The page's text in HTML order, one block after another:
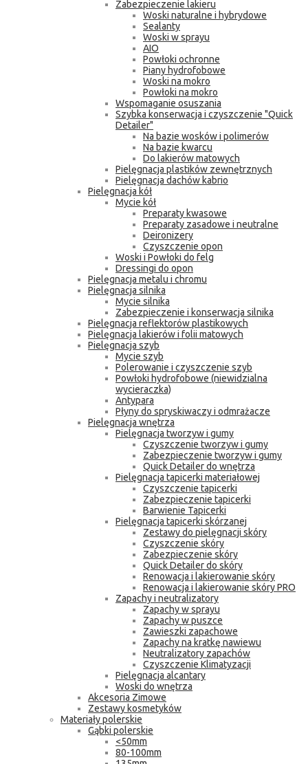
Zabezpieczenie lakieru
Woski naturalne i hybrydowe
Sealanty
Woski w sprayu
AIO
Powłoki ochronne
Piany hydrofobowe
Woski na mokro
Powłoki na mokro
Wspomaganie osuszania
Szybka konserwacja i czyszczenie "Quick
Detailer"
Na bazie wosków i polimerów
Na bazie kwarcu
Do lakierów matowych
Pielęgnacja plastików zewnętrznych
Pielęgnacja dachów kabrio
Pielęgnacja kół
Mycie kół
Preparaty kwasowe
Preparaty zasadowe i neutralne
Deironizery
Czyszczenie opon
Woski i Powłoki do felg
Dressingi do opon
Pielęgnacja metalu i chromu
Pielęgnacja silnika
Mycie silnika
Zabezpieczenie i konserwacja silnika
Pielęgnacja reflektorów plastikowych
Pielęgnacja lakierów i folii matowych
Pielęgnacja szyb
Mycie szyb
Polerowanie i czyszczenie szyb
Powłoki hydrofobowe (niewidzialna
wycieraczka)
Antypara
Płyny do spryskiwaczy i odmrażacze
Pielęgnacja wnętrza
Pielęgnacja tworzyw i gumy
Czyszczenie tworzyw i gumy
Zabezpieczenie tworzyw i gumy
Quick Detailer do wnętrza
Pielęgnacja tapicerki materiałowej
Czyszczenie tapicerki
Zabezpieczenie tapicerki
Barwienie Tapicerki
Pielęgnacja tapicerki skórzanej
Zestawy do pielęgnacji skóry
Czyszczenie skóry
Zabezpieczenie skóry
Quick Detailer do skóry
Renowacja i lakierowanie skóry
Renowacja i lakierowanie skóry PRO
Zapachy i neutralizatory
Zapachy w sprayu
Zapachy w puszce
Zawieszki zapachowe
Zapachy na kratkę nawiewu
Neutralizatory zapachów
Czyszczenie Klimatyzacji
Pielęgnacja alcantary
Woski do wnętrza
Akcesoria Zimowe
Zestawy kosmetyków
Materiały polerskie
Gąbki polerskie
<50mm
80-100mm